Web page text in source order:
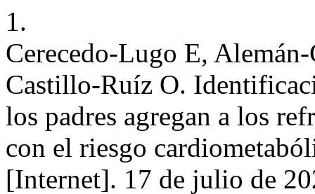
1.
Cerecedo-Lugo E,
Castillo-Ruíz O.
los padres agregan a los
con el riesgo
[Internet]. 17 de julio de